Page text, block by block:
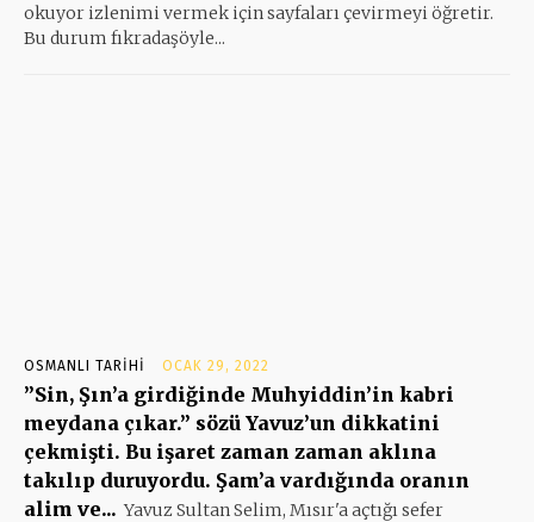
okuyor izlenimi vermek için sayfaları çevirmeyi öğretir.
Bu durum fıkradaşöyle...
OSMANLI TARIHI OCAK 29, 2022
”Sin, Şın’a girdiğinde Muhyiddin’in kabri
meydana çıkar.” sözü Yavuz’un dikkatini
çekmişti. Bu işaret zaman zaman aklına
takılıp duruyordu. Şam’a vardığında oranın
alim ve... Yavuz Sultan Selim, Mısır'a açtığı sefer